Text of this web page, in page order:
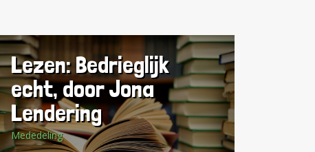
Lezen: Bedrieglijk
echt, door Jona
Lendering
Mededeling